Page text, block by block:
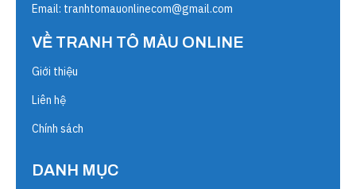
Email: tranhtomauonlinecom@gmail.com
VỀ TRANH TÔ MÀU ONLINE
Giới thiệu
Liên hệ
Chính sách
DANH MỤC